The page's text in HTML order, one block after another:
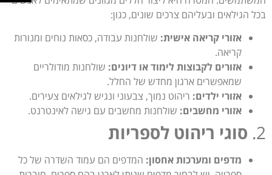
בכל הגילאים ובעליהם צרכים שונים, כגון:
אזורי קריאה אישית: שולחנות עבודה, כסאות נוחים ומנורות
קריאה.
אזורים לקבוצות לימוד או דיונים: שולחנות מודולריים
שמאפשרים ארגון מחדש של החלל.
אזורי ילדים: ריהוט נמוך, צבעוני ונגיש לגילאים צעירים.
אזורי מחשבים: שולחנות מחשבים עם גישה לאינטרנט.
2. סוגי ריהוט לספריות
מדפים ומערכות אחסון: המדפים הם עמוד השדרה של כל